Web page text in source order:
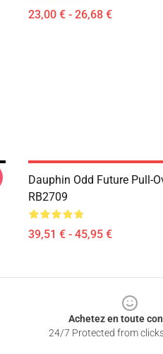
23,00 € - 26,68 €
Dauphin Odd Future Pull-
RB2709
39,51 € - 45,95 €
Achetez en toute
24/7 Protected from